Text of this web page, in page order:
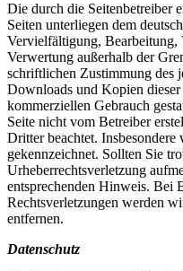
Die durch die Seitenbetreiber
Seiten unterliegen dem
Vervielfältigung, Bearbeitung,
Verwertung außerhalb der
schriftlichen Zustimmung des
Downloads und Kopien
kommerziellen Gebrauch
Seite nicht vom Betreiber
Dritter beachtet.
gekennzeichnet. Sollten Sie
Urheberrechtsverletzung
entsprechenden Hinweis. Bei
Rechtsverletzungen werden
entfernen.
Datenschutz